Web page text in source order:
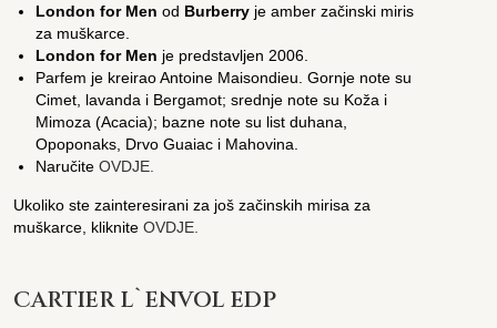
London for Men od Burberry je amber začinski miris
za muškarce.
London for Men je predstavljen 2006.
Parfem je kreirao Antoine Maisondieu. Gornje note su
Cimet, lavanda i Bergamot; srednje note su Koža i
Mimoza (Acacia); bazne note su list duhana,
Opoponaks, Drvo Guaiac i Mahovina.
NaručiteOVDJE.
Ukoliko ste zainteresirani za još začinskih mirisa za
muškarce, klikniteOVDJE.
CARTIER L`ENVOL EDP